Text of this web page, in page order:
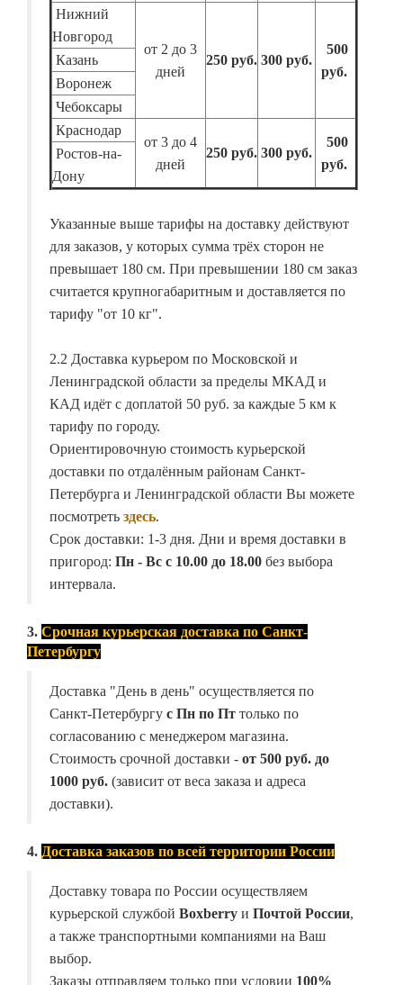
Нижний
Новгород
от 2 до 3
дней
250 руб. 300 руб.
500
руб.
Казань
Воронеж
Чебоксары
Краснодар
от 3 до 4
дней
250 руб. 300 руб.
500
руб.
Ростов-на-
Дону
Указанные выше тарифы на доставку действуют
для заказов, у которых сумма трёх сторон не
превышает 180 см. При превышении 180 см заказ
считается крупногабаритным и доставляется по
тарифу "от 10 кг".
2.2 Доставка курьером по Московской и
Ленинградской области за пределы МКАД и
КАД идёт с доплатой 50 руб. за каждые 5 км к
тарифу по городу.
Ориентировочную стоимость курьерской
доставки по отдалённым районам Санкт-
Петербурга и Ленинградской области Вы можете
посмотреть здесь.
Срок доставки: 1-3 дня. Дни и время доставки в
пригород: Пн - Вс с 10.00 до 18.00 без выбора
интервала.
3. Срочная курьерская доставка по Санкт-
Петербургу
Доставка "День в день" осуществляется по
Санкт-Петербургу с Пн по Пт только по
согласованию с менеджером магазина.
Стоимость срочной доставки - от 500 руб. до
1000 руб. (зависит от веса заказа и адреса
доставки).
4. Доставка заказов по всей территории России
Доставку товара по России осуществляем
курьерской службой Boxberry и Почтой России,
а также транспортными компаниями на Ваш
выбор.
Заказы отправляем только при условии 100%